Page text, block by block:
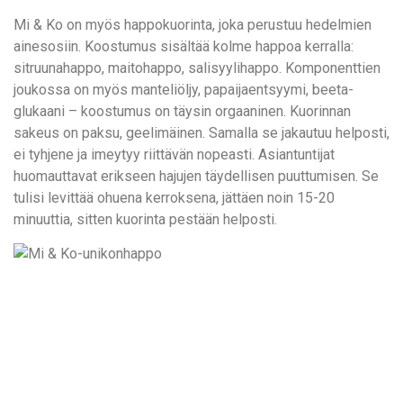
Mi & Ko on myös happokuorinta, joka perustuu hedelmien
ainesosiin. Koostumus sisältää kolme happoa kerralla:
sitruunahappo, maitohappo, salisyylihappo. Komponenttien
joukossa on myös manteliöljy, papaijaentsyymi, beeta-
glukaani – koostumus on täysin orgaaninen. Kuorinnan
sakeus on paksu, geelimäinen. Samalla se jakautuu helposti,
ei tyhjene ja imeytyy riittävän nopeasti. Asiantuntijat
huomauttavat erikseen hajujen täydellisen puuttumisen. Se
tulisi levittää ohuena kerroksena, jättäen noin 15-20
minuuttia, sitten kuorinta pestään helposti.